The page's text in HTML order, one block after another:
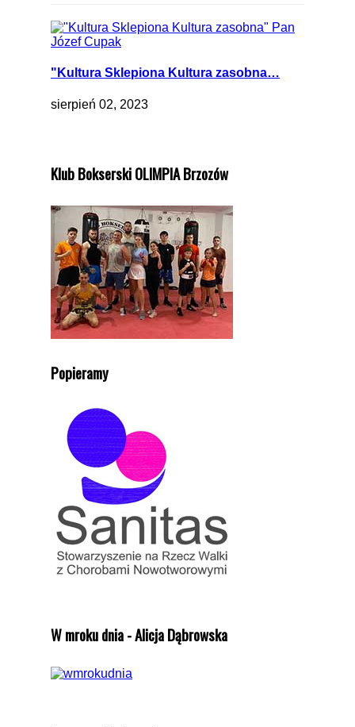
"Kultura Sklepiona Kultura zasobna…
sierpień 02, 2023
Klub Bokserski OLIMPIA Brzozów
Popieramy
W mroku dnia - Alicja Dąbrowska